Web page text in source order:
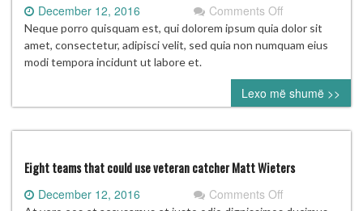
December 12, 2016 Comments Offon
Report:
MLB
starting
extra
innings
with
on
Neque porro quisquam est, qui dolorem ipsum quia dolor sit
amet, consectetur, adipisci velit, sed quia non numquam eius
modi tempora incidunt ut labore et.
Lexo më shumë >>
Eight teams that could use veteran catcher Matt Wieters
December 12, 2016 Comments Offon